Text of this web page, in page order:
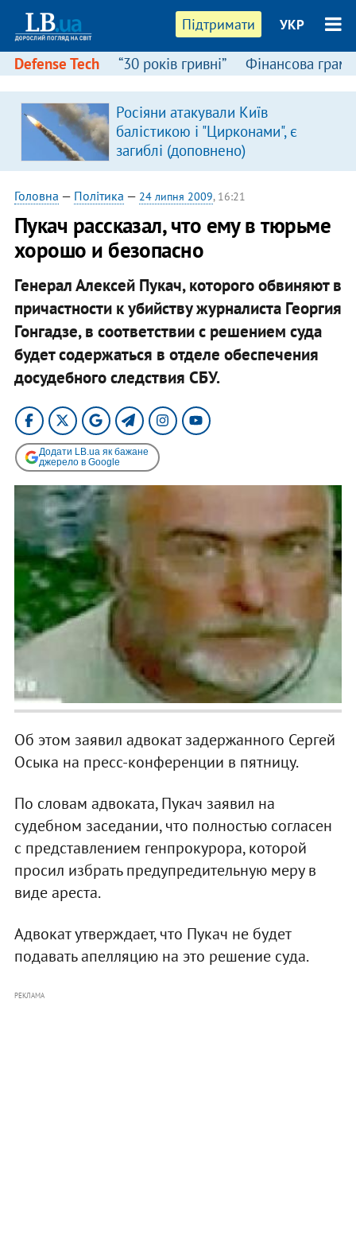
Підтримати УКР
Defense Tech “30 років гривні” Фінансова
Росіяни атакували Київ
балістикою і "Цирконами", є
загиблі (доповнено)
Головна — Політика — 24 липня 2009, 16:21
Пукач рассказал, что ему в тюрьме
хорошо и безопасно
Генерал Алексей Пукач, которого обвиняют в
причастности к убийству журналиста Георгия
Гонгадзе, в соответствии с решением суда
будет содержаться в отделе обеспечения
досудебного следствия СБУ.
Додати LB.ua як бажане
джерело в Google
Об этом заявил адвокат задержанного Сергей
Осыка на пресс-конференции в пятницу.
По словам адвоката, Пукач заявил на
судебном заседании, что полностью согласен
с представлением генпрокурора, которой
просил избрать предупредительную меру в
виде ареста.
Адвокат утверждает, что Пукач не будет
подавать апелляцию на это решение суда.
РЕКЛАМА